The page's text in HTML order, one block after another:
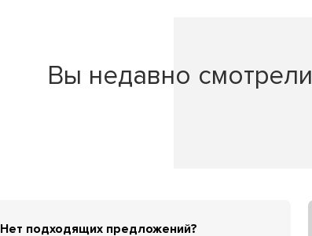
Вы недавно смотрели
Нет подходящих предложений?